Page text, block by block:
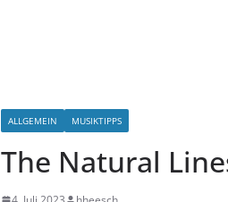
ALLGEMEIN MUSIKTIPPS
The Natural